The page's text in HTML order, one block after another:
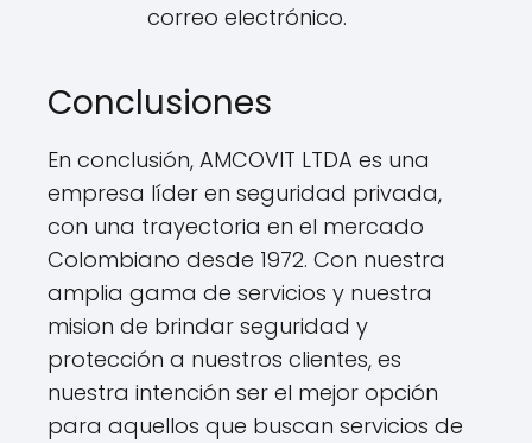
correo electrónico.
Conclusiones
En conclusión, AMCOVIT LTDA es una
empresa líder en seguridad privada,
con una trayectoria en el mercado
Colombiano desde 1972. Con nuestra
amplia gama de servicios y nuestra
mision de brindar seguridad y
protección a nuestros clientes, es
nuestra intención ser el mejor opción
para aquellos que buscan servicios de